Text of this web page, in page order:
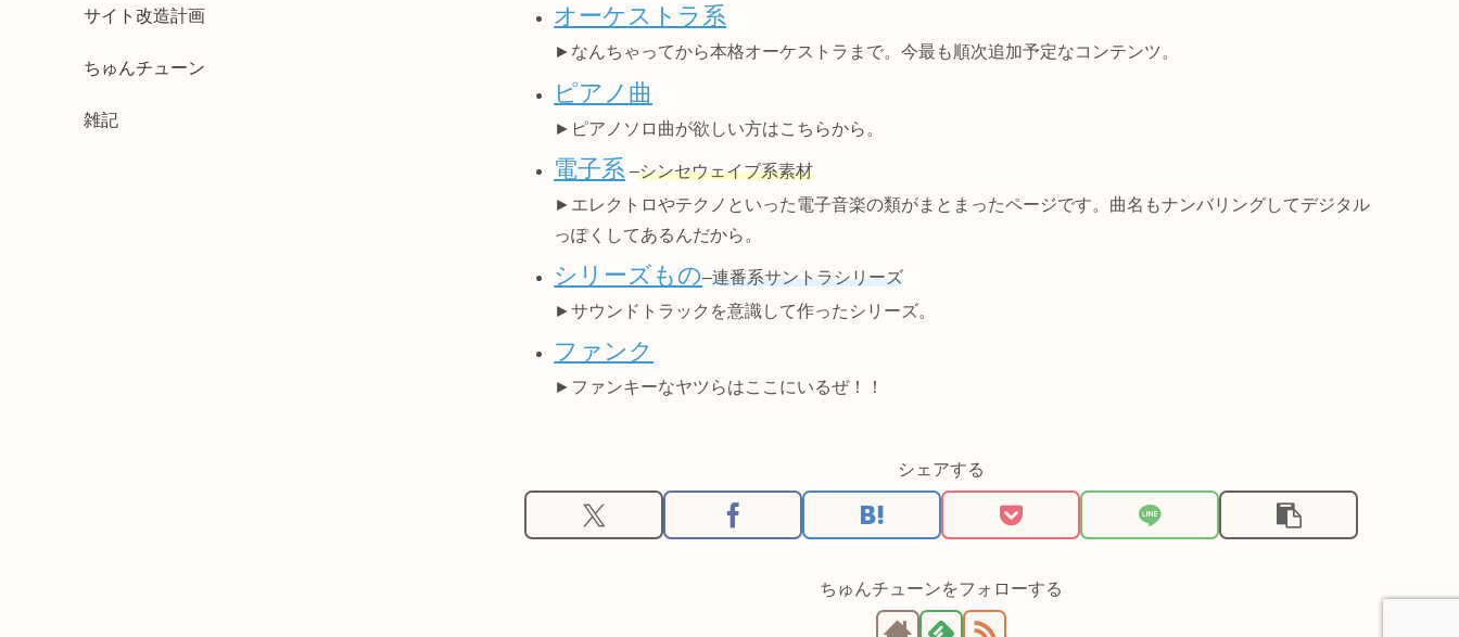
オーケストラ系
►なんちゃってから本格オーケストラまで。今最も順次追加予定なコンテンツ。
ピア ノ 曲
►ピアノソロ曲が欲しい方はこちらから。
電子系 –シンセウェイブ系素材
►エレクトロやテクノといった電子音楽の類がまとまったページです。曲名もナンバリングしてデジタル
っぽくしてあるんだから。
シリーズもの–連番系サントラシリーズ
►サウンドトラックを意識して作ったシリーズ。
ファンク
►ファンキーなヤツらはここにいるぜ！！
シェアする
ちゅんチューンをフォローする
サイト改造計画
ちゅんチューン
雑記